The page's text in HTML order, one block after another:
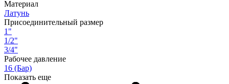
Материал
Латунь
Присоединительный размер
1"
1/2"
3/4"
Рабочее давление
16 (Бар)
Показать еще